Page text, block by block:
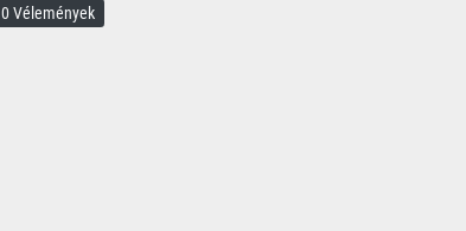
0 Vélemények